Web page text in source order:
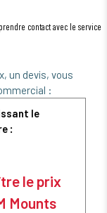
contact avec le service
un devis, vous
:
le
:
le prix
Mounts